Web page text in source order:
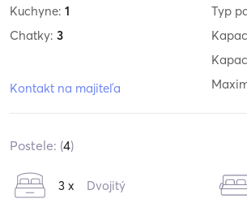
Kuchyne: 1
Chatky: 3
Kontakt na majiteľa
Typ
Postele: (4)
3 x Dvojitý